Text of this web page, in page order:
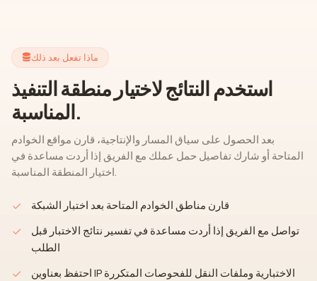
ماذا تفعل بعد ذلك
استخدم النتائج لاختيار منطقة التنفيذ
المناسبة.
بعد الحصول على سياق المسار والإنتاجية، قارن مواقع الخوادم
المتاحة أو شارك تفاصيل حمل عملك مع الفريق إذا أردت مساعدة في
اختيار المنطقة المناسبة.
قارن مناطق الخوادم المتاحة بعد اختبار الشبكة
تواصل مع الفريق إذا أردت مساعدة في تفسير نتائج الاختبار قبل
الطلب
احتفظ بعناوين IP الاختبارية وملفات النقل للفحوصات المتكررة